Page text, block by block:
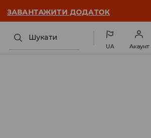
➡️ Для неї Для нього
Шукати
UA Акаунт